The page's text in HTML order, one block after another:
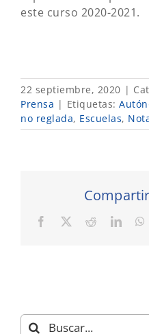
este curso 2020-2021.
22 septiembre, 2020 |
Prensa | Etiquetas:
no reglada, Escuelas,
Facebook Reddit
Buscar: